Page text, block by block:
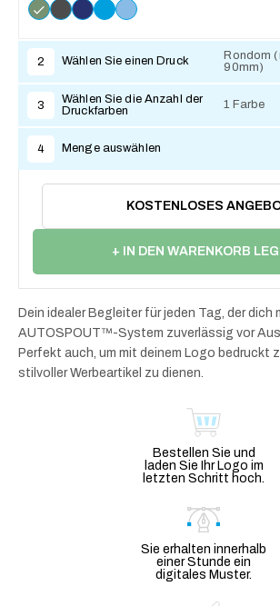
2 Wählen Sie einen Druck
Rondom
90mm)
3
Wählen Sie die Anzahl der
Druckfarben
1 Farbe
4 Menge auswählen
KOSTENLOSES
+ IN DEN WARENKORB
Dein idealer Begleiter für jeden Tag, der dich
AUTOSPOUT™-System zuverlässig vor
Perfekt auch, um mit deinem Logo bedruckt
stilvoller Werbeartikel zu dienen.
Bestellen Sie und
laden Sie Ihr Logo im
letzten Schritt hoch.
Sie erhalten innerhalb
einer Stunde ein
digitales Muster.